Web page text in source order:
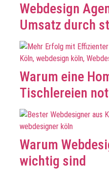
Webdesign
Umsatz durch
Warum eine
Tischlereien
Warum
wichtig sind